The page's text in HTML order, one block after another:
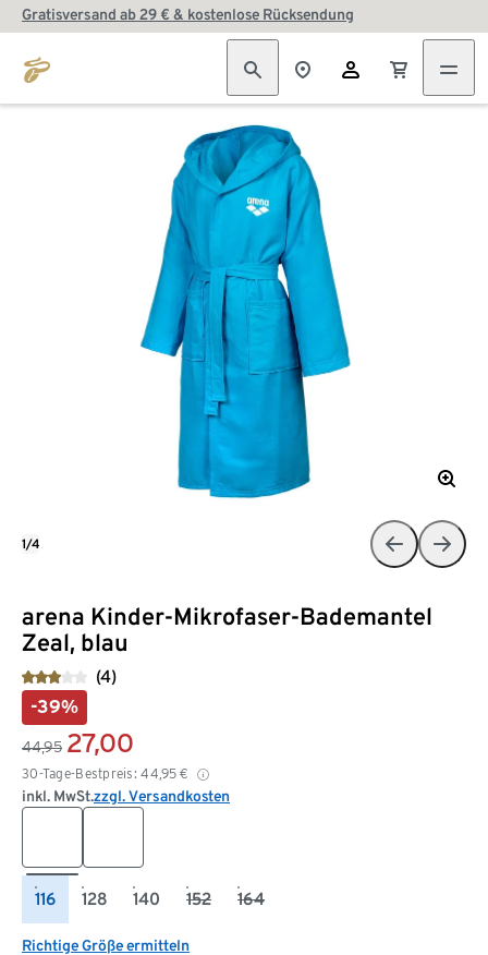
Gratisversand ab 29 € & kostenlose Rücksendung
arena Kinder-Mikrofaser-Bademantel
Zeal, blau
(4)
-39%
44,95 27,00
30-Tage-Bestpreis: 44,95 €
inkl. MwSt.zzgl. Versandkosten
116 128 140 152 164
Richtige Größe ermitteln
1/4